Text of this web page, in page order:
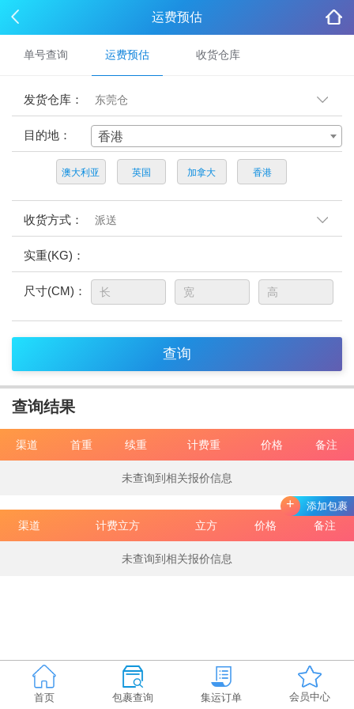
添加包裹
+
运费预估
单号查询 运费预估 收货仓库
发货仓库：
目的地： 香港
收货方式：
实重(KG)：
尺寸(CM)：
查询结果
渠道 首重 续重 计费重 价格 备注
未查询到相关报价信息
渠道 计费立方 立方 价格 备注
未查询到相关报价信息
首页 包裹查询 集运订单 会员中心